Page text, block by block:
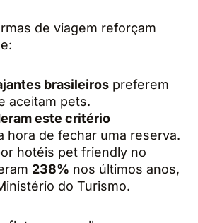
de viagem reforçam
brasileiros preferem
aceitam pets.
este critério
hora de fechar uma reserva.
hotéis pet friendly no
238% nos últimos anos,
do Turismo.